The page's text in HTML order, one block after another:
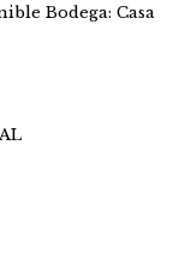
Bodega: Casa